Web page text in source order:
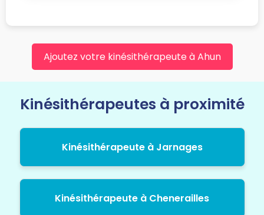
Ajoutez votre kinésithérapeute à Ahun
Kinésithérapeutes à proximité
Kinésithérapeute à Jarnages
Kinésithérapeute à Chenerailles